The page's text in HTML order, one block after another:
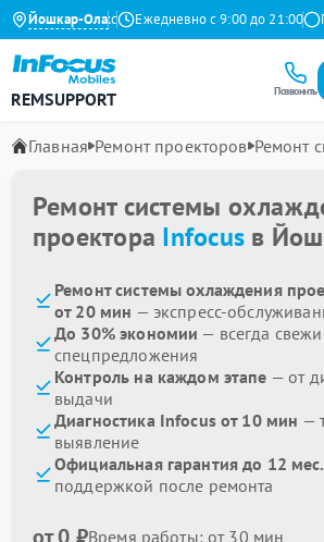
Йошкар-Ола
4.9 на Яндекс Ежедневно с 9:00 до 21:00
REMSUPPORT Позвонить
Главная Ремонт проекторов Ремонт
Ремонт системы
проектора Infocus в
Ремонт системы охлаждения
от 20 мин — экспресс-
До 30% экономии — всегда
спецпредложения
Контроль на каждом этапе — от
выдачи
Диагностика Infocus от 10 мин —
выявление
Официальная гарантия до 12 мес.
поддержкой после ремонта
Время работы: от 30 мин